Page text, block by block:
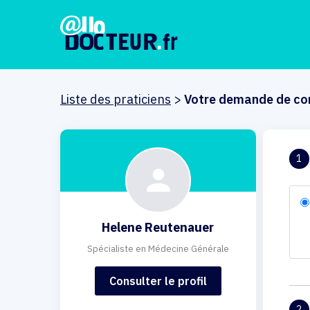
Liste des praticiens > Votre demande de
Helene Reutenauer
Spécialiste en Médecine Générale
Consulter le profil
1